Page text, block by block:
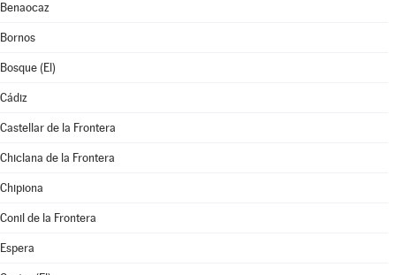
Benaocaz
Bornos
Bosque (El)
Cádiz
Castellar de la Frontera
Chiclana de la Frontera
Chipiona
Conil de la Frontera
Espera